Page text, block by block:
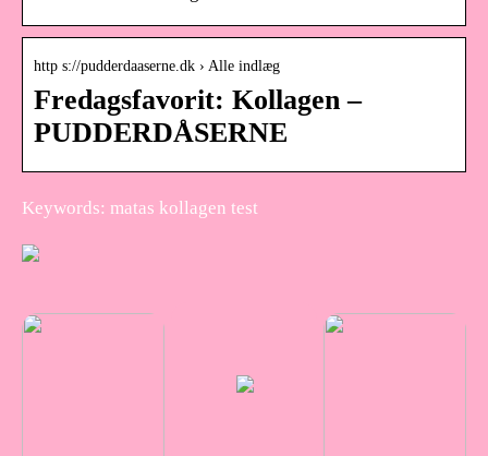
http s://pudderdaaserne.dk › Alle indlæg
Fredagsfavorit: Kollagen –
PUDDERDÅSERNE
Keywords: matas kollagen test